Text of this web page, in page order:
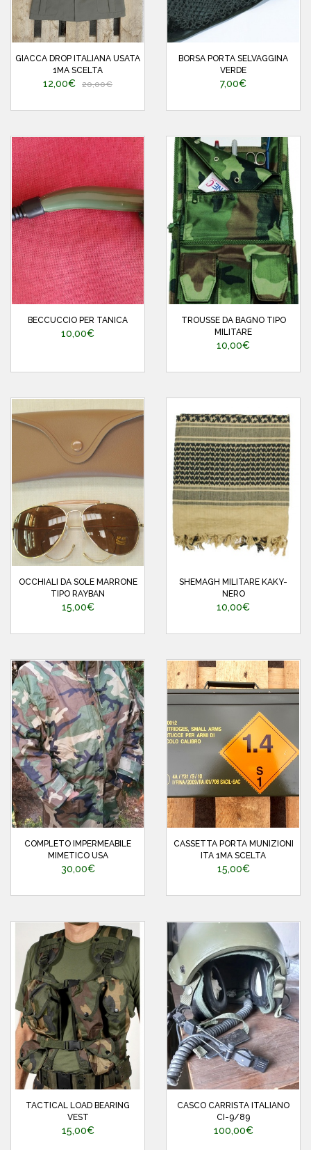
GIACCA DROP ITALIANA USATA
1MA SCELTA
12,00€ 20,00€
BORSA PORTA SELVAGGINA
VERDE
7,00€
BECCUCCIO PER TANICA
10,00€
TROUSSE DA BAGNO TIPO
MILITARE
10,00€
OCCHIALI DA SOLE MARRONE
TIPO RAYBAN
15,00€
SHEMAGH MILITARE KAKY-
NERO
10,00€
COMPLETO IMPERMEABILE
MIMETICO USA
30,00€
CASSETTA PORTA MUNIZIONI
ITA 1MA SCELTA
15,00€
TACTICAL LOAD BEARING
VEST
15,00€
CASCO CARRISTA ITALIANO
CI-9/89
100,00€